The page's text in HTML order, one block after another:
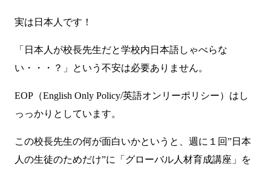
実は日本人です！
「日本人が校長先生だと学校内日本語しゃべらな
い・・・？」という不安は必要ありません。
EOP（English Only Policy/英語オンリーポリシー）はし
っっかりとしています。
この校長先生の何が面白いかというと、週に１回”日本
人の生徒のためだけ”に「グローバル人材育成講座」を